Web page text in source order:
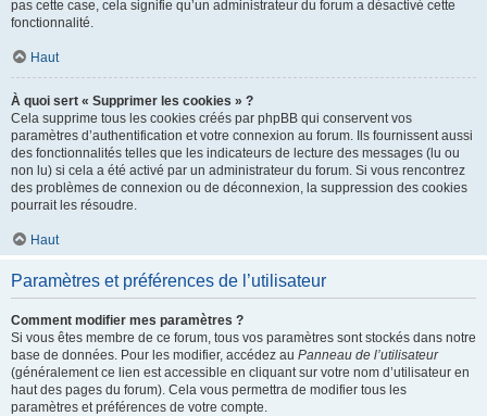
pas cette case, cela signifie qu’un administrateur du forum a désactivé cette
fonctionnalité.
Haut
À quoi sert « Supprimer les cookies » ?
Cela supprime tous les cookies créés par phpBB qui conservent vos
paramètres d’authentification et votre connexion au forum. Ils fournissent aussi
des fonctionnalités telles que les indicateurs de lecture des messages (lu ou
non lu) si cela a été activé par un administrateur du forum. Si vous rencontrez
des problèmes de connexion ou de déconnexion, la suppression des cookies
pourrait les résoudre.
Haut
Paramètres et préférences de l’utilisateur
Comment modifier mes paramètres ?
Si vous êtes membre de ce forum, tous vos paramètres sont stockés dans notre
base de données. Pour les modifier, accédez au Panneau de l’utilisateur
(généralement ce lien est accessible en cliquant sur votre nom d’utilisateur en
haut des pages du forum). Cela vous permettra de modifier tous les
paramètres et préférences de votre compte.